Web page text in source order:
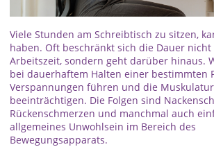
Viele Stunden am Schreibtisch zu sitzen,
haben. Oft beschränkt sich die Dauer
Arbeitszeit, sondern geht darüber hinaus.
bei dauerhaftem Halten einer bestimmten
Verspannungen führen und die Muskulatur
beeinträchtigen. Die Folgen sind
Rückenschmerzen und manchmal auch
allgemeines Unwohlsein im Bereich des
Bewegungsapparats.